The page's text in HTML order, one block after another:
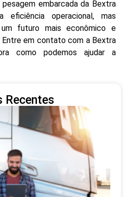
embarcada da Bextra
eficiência operacional, mas
futuro mais econômico e
em contato com a Bextra
como podemos ajudar a
Recentes